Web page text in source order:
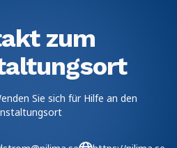
zum
Sie sich für Hilfe an den